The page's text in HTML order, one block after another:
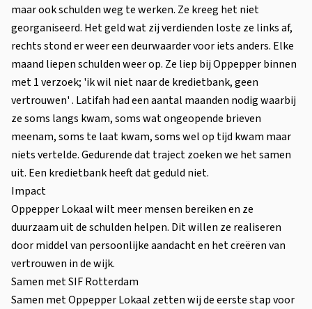
maar ook schulden weg te werken. Ze kreeg het niet
georganiseerd. Het geld wat zij verdienden loste ze links af,
rechts stond er weer een deurwaarder voor iets anders. Elke
maand liepen schulden weer op. Ze liep bij Oppepper binnen
met 1 verzoek; 'ik wil niet naar de kredietbank, geen
vertrouwen' . Latifah had een aantal maanden nodig waarbij
ze soms langs kwam, soms wat ongeopende brieven
meenam, soms te laat kwam, soms wel op tijd kwam maar
niets vertelde. Gedurende dat traject zoeken we het samen
uit. Een kredietbank heeft dat geduld niet.
Impact
Oppepper Lokaal wilt meer mensen bereiken en ze
duurzaam uit de schulden helpen. Dit willen ze realiseren
door middel van persoonlijke aandacht en het creëren van
vertrouwen in de wijk.
Samen met SIF Rotterdam
Samen met Oppepper Lokaal zetten wij de eerste stap voor